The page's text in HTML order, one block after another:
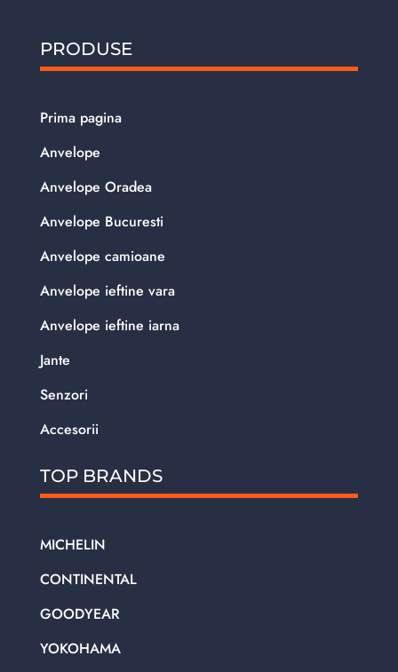
PRODUSE
Prima pagina
Anvelope
Anvelope Oradea
Anvelope Bucuresti
Anvelope camioane
Anvelope ieftine vara
Anvelope ieftine iarna
Jante
Senzori
Accesorii
TOP BRANDS
MICHELIN
CONTINENTAL
GOODYEAR
YOKOHAMA